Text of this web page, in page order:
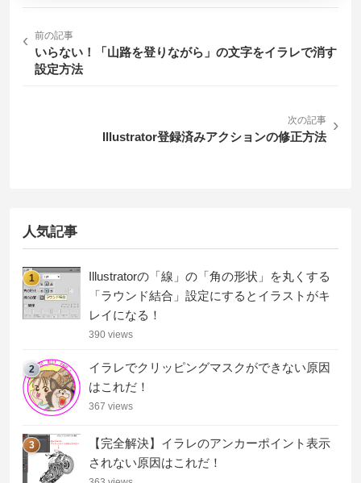
‹ 前の記事
いらない！「山路を登りながら」の文字をイラレで消す
設定方法
次の記事
Illustrator登録済みアクションの修正方法
›
人気記事
1
Illustratorの「線」の「角の形状」を丸くする
「ラウンド結合」設定にするとイラストがキ
レイになる！
390 views
2
イラレでクリッピングマスクができない原因
はこれだ！
367 views
3
【完全解決】イラレのアンカーポイント表示
されない原因はこれだ！